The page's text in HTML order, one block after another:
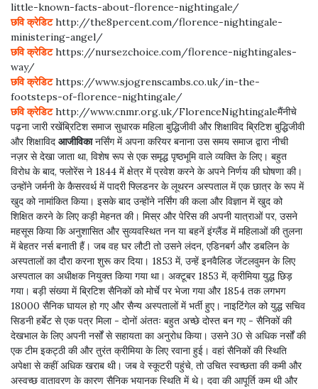
little-known-facts-about-florence-nightingale/
छवि क्रेडिटhttp://the8percent.com/florence-nightingale-
ministering-angel/
छवि क्रेडिटhttps://nursezchoice.com/florence-nightingales-
way/
छवि क्रेडिटhttps://www.sjogrenscambs.co.uk/in-the-
footsteps-of-florence-nightingale/
छवि क्रेडिटhttp://www.cnmr.org.uk/FlorenceNightingaleमैंनीचे
पढ़ना जारी रखेंब्रिटिश समाज सुधारक महिला बुद्धिजीवी और शिक्षाविद ब्रिटिश बुद्धिजीवी
और शिक्षाविद आजीविकानर्सिंग में अपना करियर बनाना उस समय समाज द्वारा नीची
नज़र से देखा जाता था, विशेष रूप से एक समृद्ध पृष्ठभूमि वाले व्यक्ति के लिए। बहुत
विरोध के बाद, फ्लोरेंस ने 1844 में क्षेत्र में प्रवेश करने के अपने निर्णय की घोषणा की।
उन्होंने जर्मनी के कैसरवर्थ में पादरी फ्लिडनर के लूथरन अस्पताल में एक छात्र के रूप में
खुद को नामांकित किया। इसके बाद उन्होंने नर्सिंग की कला और विज्ञान में खुद को
शिक्षित करने के लिए कड़ी मेहनत की। मिस्र और पेरिस की अपनी यात्राओं पर, उसने
महसूस किया कि अनुशासित और सुव्यवस्थित नन या बहनें इंग्लैंड में महिलाओं की तुलना
में बेहतर नर्स बनाती हैं। जब वह घर लौटी तो उसने लंदन, एडिनबर्ग और डबलिन के
अस्पतालों का दौरा करना शुरू कर दिया। 1853 में, उन्हें इनवैलिड जेंटलवुमन के लिए
अस्पताल का अधीक्षक नियुक्त किया गया था। अक्टूबर 1853 में, क्रीमिया युद्ध छिड़
गया। बड़ी संख्या में ब्रिटिश सैनिकों को मोर्चे पर भेजा गया और 1854 तक लगभग
18000 सैनिक घायल हो गए और सैन्य अस्पतालों में भर्ती हुए। नाइटिंगेल को युद्ध सचिव
सिडनी हर्बेट से एक पत्र मिला - दोनों अंततः बहुत अच्छे दोस्त बन गए - सैनिकों की
देखभाल के लिए अपनी नर्सों से सहायता का अनुरोध किया। उसने 30 से अधिक नर्सों की
एक टीम इकट्ठी की और तुरंत क्रीमिया के लिए रवाना हुई। वहां सैनिकों की स्थिति
अपेक्षा से कहीं अधिक खराब थी। जब वे स्कूटरी पहुंचे, तो उचित स्वच्छता की कमी और
अस्वच्छ वातावरण के कारण सैनिक भयानक स्थिति में थे। दवा की आपूर्ति कम थी और